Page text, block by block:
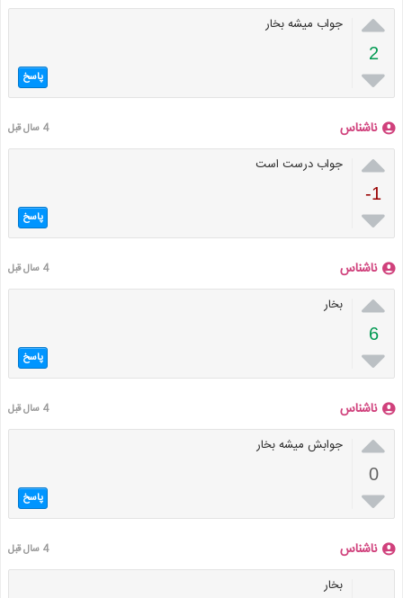

2

جواب میشه بخار
پاسخ
ناشناس 4 سال قبل

-1

جواب درست است
پاسخ
ناشناس 4 سال قبل

6

بخار
پاسخ
ناشناس 4 سال قبل

0

جوابش میشه بخار
پاسخ
ناشناس 4 سال قبل
بخار